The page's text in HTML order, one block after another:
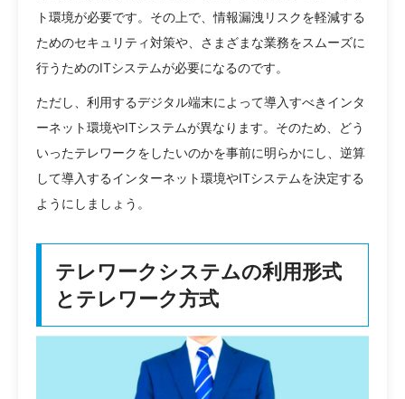
ト環境が必要です。その上で、情報漏洩リスクを軽減する
ためのセキュリティ対策や、さまざまな業務をスムーズに
行うためのITシステムが必要になるのです。
ただし、利用するデジタル端末によって導入すべきインタ
ーネット環境やITシステムが異なります。そのため、どう
いったテレワークをしたいのかを事前に明らかにし、逆算
して導入するインターネット環境やITシステムを決定する
ようにしましょう。
テレワークシステムの利用形式
とテレワーク方式